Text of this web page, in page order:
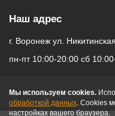
Мы используем cookies.
обработкой данных. Cookies
настройках вашего браузера.
Наш адрес
г. Воронеж ул.
пн-пт 10:00-20:00 сб